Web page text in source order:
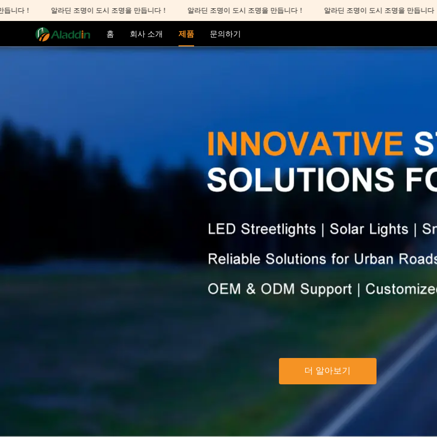
다！ 알라딘 조명이 도시 조명을 만듭니다！ 알라딘 조명이 도시 조명을 만듭니다！
알라딘 조명이 도시 조명을 만듭니다！
알라딘 조명이 도시 조명을 만듭
홈 회사 소개 제품 문의하기
더 알아보기